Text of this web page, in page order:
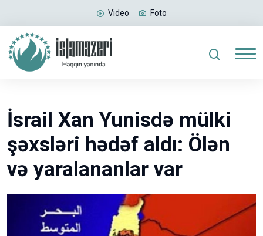
Video Foto
İsrail Xan Yunisdə mülki
şəxsləri hədəf aldı: Ölən
və yaralananlar var